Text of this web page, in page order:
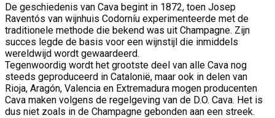
De geschiedenis van Cava begint in 1872, toen Josep
Raventós van wijnhuis Codorníu experimenteerde met de
traditionele methode die bekend was uit Champagne. Zijn
succes legde de basis voor een wijnstijl die inmiddels
wereldwijd wordt gewaardeerd.
Tegenwoordig wordt het grootste deel van alle Cava nog
steeds geproduceerd in Catalonië, maar ook in delen van
Rioja, Aragón, Valencia en Extremadura mogen producenten
Cava maken volgens de regelgeving van de D.O. Cava. Het is
dus niet zoals in de Champagne gebonden aan een streek.